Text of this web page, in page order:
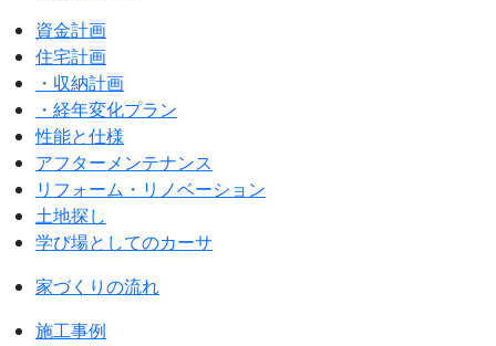
資金計画
住宅計画
・収納計画
・経年変化プラン
性能と仕様
アフターメンテナンス
リフォーム・リノベーション
土地探し
学び場としてのカーサ
家づくりの流れ
施工事例